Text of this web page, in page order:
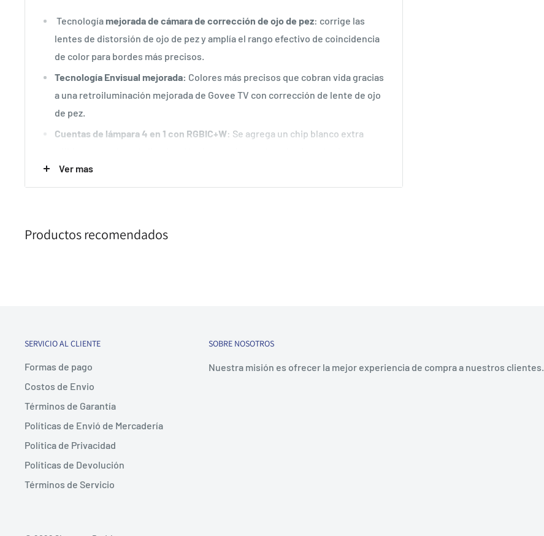
Tecnologíamejorada de cámara de corrección de ojo de pez: corrige las
lentes de distorsión de ojo de pez y amplía el rango efectivo de coincidencia
de color para bordes más precisos.
Tecnología Envisual mejorada: Colores más precisos que cobran vida gracias
a una retroiluminación mejorada de Govee TV con corrección de lente de ojo
de pez.
Cuentas de lámpara 4 en 1 con RGBIC+W: Se agrega un chip blanco extra
Diseño de suspensión gravitacional
estabilizada eliminan el bamboleo y se adaptan a televisores ultradelgados.
contenido de la pantalla del televisor sin problemas de compatibilidad.
Govee DreamView Syncing
: Se pueden agregar hasta 7 subdispositivos para
sincronizar los efectos y crear una pantalla de iluminación extravagante.
Consejo: Utilice un punto de acceso de teléfono móvil o manténgase cerca
del enrutador para una calibración más rápida.
Características:
Tamaños de TV adecuados: 55-65 pulgadas
Largura:3,6 m / 11,8 pies 4 secciones
Colores claros:
Perlas de lámpara:
Ver mas
Productos recomendados
SERVICIO AL CLIENTE
Formas de pago
Costos de Envio
Términos de Garantía
Políticas de Envió de Mercadería
Política de Privacidad
Políticas de Devolución
Términos de Servicio
SOBRE NOSOTROS
Nuestra misión es ofrecer la mejor experiencia de compra a nuestros clientes.